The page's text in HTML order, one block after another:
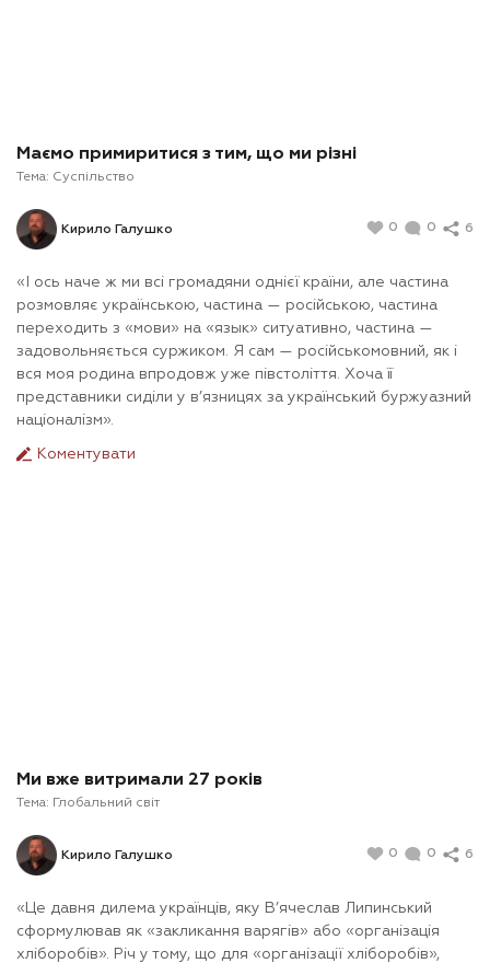
Маємо примиритися з тим, що ми різні
Тема: Суспільство
Кирило Галушко 0 0 6
«І ось наче ж ми всі громадяни однієї країни, але частина
розмовляє українською, частина — російською, частина
переходить з «мови» на «язык» ситуативно, частина —
задовольняється суржиком. Я сам — російськомовний, як і
вся моя родина впродовж уже півстоліття. Хоча її
представники сиділи у в’язницях за український буржуазний
націоналізм».
Коментувати
Ми вже витримали 27 років
Тема: Глобальний світ
Кирило Галушко 0 0 6
«Це давня дилема українців, яку В’ячеслав Липинський
сформулював як «закликання варягів» або «організація
хліборобів». Річ у тому, що для «організації хліборобів»,